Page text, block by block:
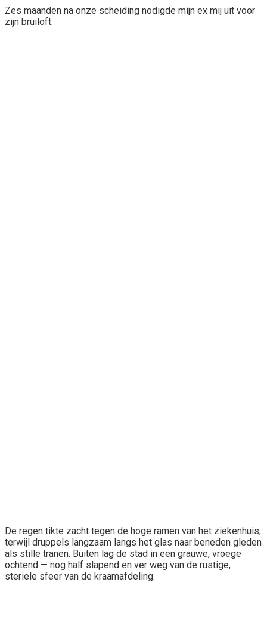
Zes maanden na onze scheiding nodigde mijn ex mij uit voor
zijn bruiloft.
De regen tikte zacht tegen de hoge ramen van het ziekenhuis,
terwijl druppels langzaam langs het glas naar beneden gleden
als stille tranen. Buiten lag de stad in een grauwe, vroege
ochtend — nog half slapend en ver weg van de rustige,
steriele sfeer van de kraamafdeling.